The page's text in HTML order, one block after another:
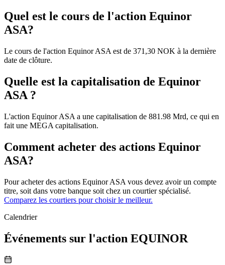
Quel est le cours de l'action Equinor
ASA?
Le cours de l'action Equinor ASA est de 371,30 NOK à la dernière
date de clôture.
Quelle est la capitalisation de Equinor
ASA ?
L'action Equinor ASA a une capitalisation de 881.98 Mrd, ce qui en
fait une MEGA capitalisation.
Comment acheter des actions Equinor
ASA?
Pour acheter des actions Equinor ASA vous devez avoir un compte
titre, soit dans votre banque soit chez un courtier spécialisé.
Comparez les courtiers pour choisir le meilleur.
Calendrier
Événements sur l'action EQUINOR